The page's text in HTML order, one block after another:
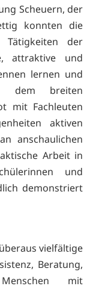
Scheuern, der
konnten die
Tätigkeiten der
attraktive und
lernen und
dem breiten
mit Fachleuten
aktiven
anschaulichen
Arbeit in
und
demonstriert
vielfältige
Beratung,
mit